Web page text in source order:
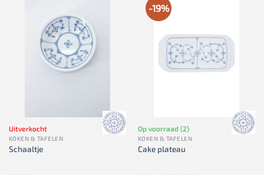
Uitverkocht
KOKEN & TAFELEN
Schaaltje
-19%
Op voorraad (2)
KOKEN & TAFELEN
Cake plateau